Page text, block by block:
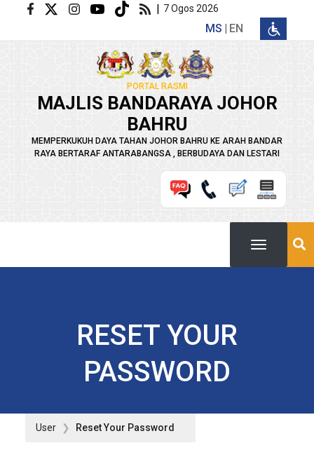
Langkau ke kandungan utama | 7 Ogos 2026
MS EN
PORTAL RASMI
MAJLIS BANDARAYA JOHOR
BAHRU
MEMPERKUKUH DAYA TAHAN JOHOR BAHRU KE ARAH BANDAR
RAYA BERTARAF ANTARABANGSA , BERBUDAYA DAN LESTARI
RESET YOUR
PASSWORD
User Reset Your Password